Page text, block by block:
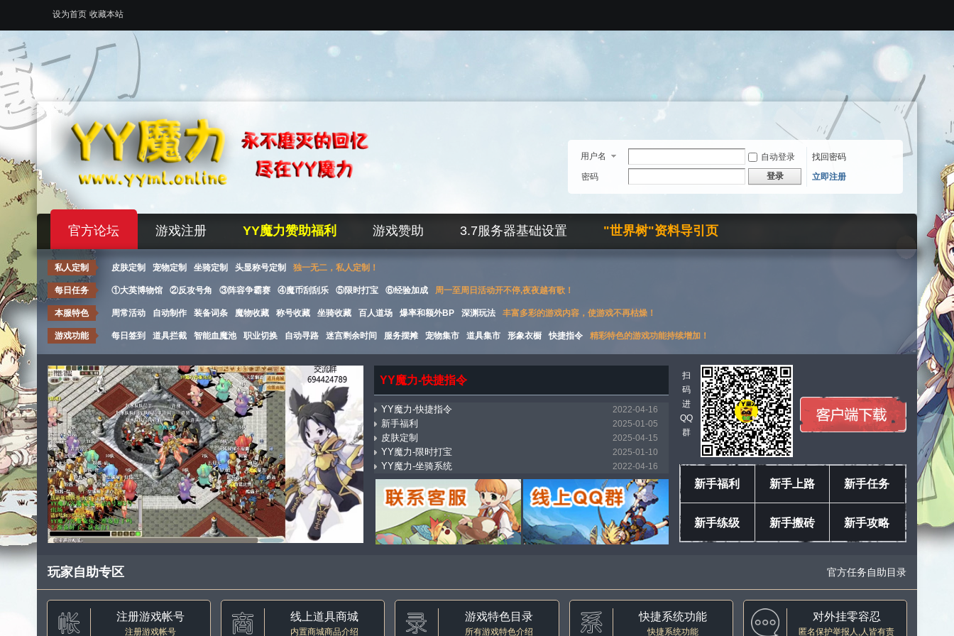
设为首页 收藏本站
用户名 自动登录
找回密码
密码
登录 立即注册
官方论坛 游戏注册 YY魔力赞助福利 游戏赞助 3.7服务器基础设置 "世界树"资料导引页
私人定制 皮肤定制 宠物定制 坐骑定制 头显称号定制 独一无二，私人定制！
每日任务 ①大英博物馆 ②反攻号角 ③阵容争霸赛 ④魔币刮刮乐 ⑤限时打宝 ⑥经验加成 周一至周日活动开不停,夜夜越有歌！
本服特色 周常活动 自动制作 装备词条 魔物收藏 称号收藏 坐骑收藏 百人道场 爆率和额外BP 深渊玩法 丰富多彩的游戏内容，使游戏不再枯燥！
游戏功能 每日签到 道具拦截 智能血魔池 职业切换 自动寻路 迷宫剩余时间 服务摆摊 宠物集市 道具集市 形象衣橱 快捷指令 精彩特色的游戏功能持续增加！
YY魔力-快捷指令
YY魔力-快捷指令 2022-04-16
新手福利 2025-01-05
皮肤定制 2025-04-15
YY魔力-限时打宝 2025-01-10
YY魔力-坐骑系统 2022-04-16
mostbet_xnpi 2026-03-11
YY魔力-万能传送（飞机） 2025-01-18
YY魔力-集市系统 2022-04-04
YY魔力-自动寻路 2022-04-16
YY魔力-称号收藏 2022-04-16
扫
码
进
QQ
群
新手福利 新手上路 新手任务
新手练级 新手搬砖 新手攻略
玩家自助专区 官方任务自助目录
注册游戏帐号
注册游戏帐号
线上道具商城
内置商城商品介绍
游戏特色目录
所有游戏特色介绍
快捷系统功能
快捷系统功能
对外挂零容忍
匿名保护举报人,人皆有责